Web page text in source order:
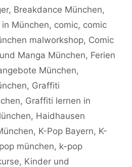
, Breakdance München,
München, comic, comic
malworkshop, Comic
Manga München, Ferien
München,
, Graffiti
, Graffiti lernen in
, Haidhausen
, K-Pop Bayern, K-
münchen, k-pop
, Kinder und